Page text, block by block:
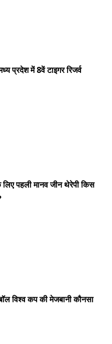
प्रदेश में 8वें टाइगर रिजर्व
लिए पहली मानव जीन थेरेपी किस
विश्व कप की मेजबानी कौनसा